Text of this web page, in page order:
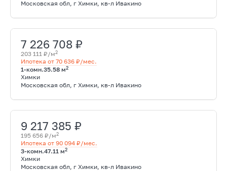
Московская обл, г Химки, кв-л Ивакино
7 226 708 ₽
203 111 ₽/м2
Ипотека от 70 636 ₽/мес.
1-комн.35.58 м2
Химки
Московская обл, г Химки, кв-л Ивакино
9 217 385 ₽
195 656 ₽/м2
Ипотека от 90 094 ₽/мес.
3-комн.47.11 м2
Химки
Московская обл, г Химки, кв-л Ивакино